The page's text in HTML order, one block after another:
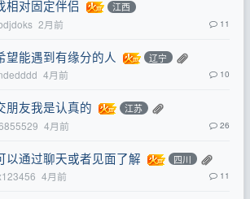
相对固定伴侣 江西
2月前 11
望能遇到有缘分的人 辽宁
4月前 10
朋友我是认真的 江苏
4月前 26
以通过聊天或者见面了解 四川
4月前 11